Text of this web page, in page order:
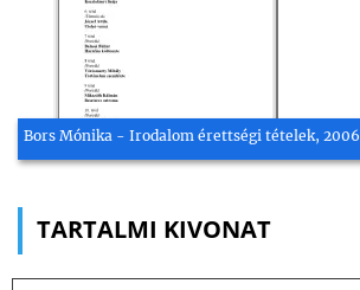
Bors Mónika - Irodalom érettségi tételek, 2006
TARTALMI KIVONAT